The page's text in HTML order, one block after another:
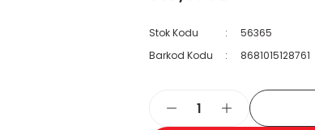
Stok Kodu 56365
Barkod Kodu
8681015128761